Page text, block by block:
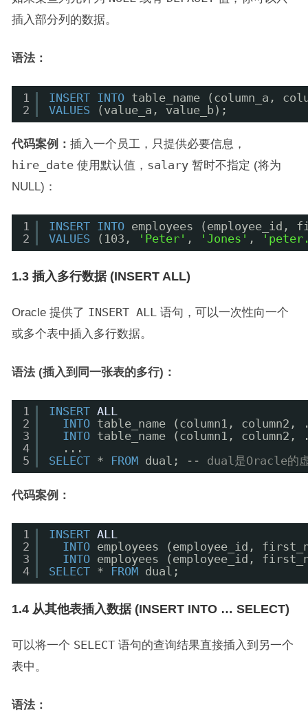
插入部分列的数据。
语法：
1
2
INSERT INTO table_name (column_a,
VALUES
(value_a, value_b);
代码案例： 插入一个员工，只提供必要信息，
hire_date使用默认值， salary暂时不指定 (将为
NULL)：
1
2
INSERT INTO employees (employee_id,
VALUES
(103, 'Peter' , 'Jones' ,
1.3 插入多行数据 (INSERT ALL)
Oracle 提供了 INSERT ALL 语句，可以一次性向一个
或多个表中插入多行数据。
语法 (插入到同一张表的多行)：
1
2
3
4
5
INSERT ALL
INTO table_name (column1,
INTO table_name (column1,
...
SELECT * FROM dual; -- dual是Oracle的虚
代码案例：
1
2
3
4
INSERT ALL
INTO employees (employee_id,
INTO employees (employee_id,
SELECT * FROM dual;
1.4 从其他表插入数据 (INSERT INTO … SELECT)
可以将一个 SELECT语句的查询结果直接插入到另一个
表中。
语法：